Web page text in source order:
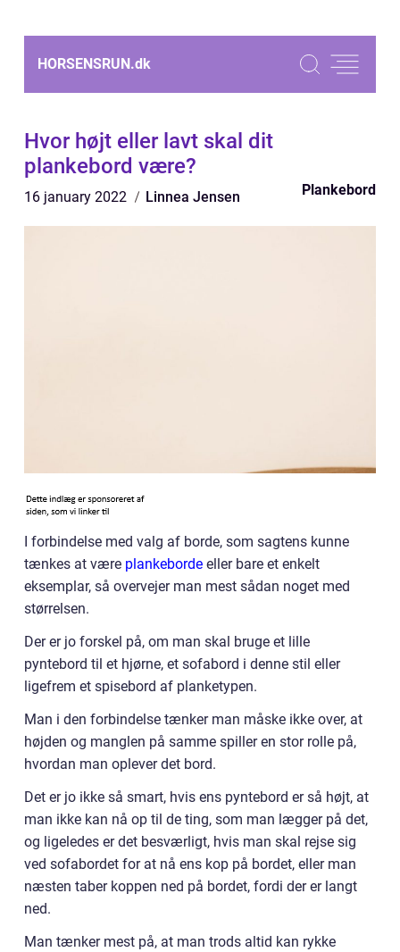
HORSENSRUN.dk
Hvor højt eller lavt skal dit
plankebord være?
16 january 2022 Linnea Jensen Plankebord
I forbindelse med valg af borde, som sagtens kunne
tænkes at være plankeborde eller bare et enkelt
eksemplar, så overvejer man mest sådan noget med
størrelsen.
Der er jo forskel på, om man skal bruge et lille
pyntebord til et hjørne, et sofabord i denne stil eller
ligefrem et spisebord af planketypen.
Man i den forbindelse tænker man måske ikke over, at
højden og manglen på samme spiller en stor rolle på,
hvordan man oplever det bord.
Det er jo ikke så smart, hvis ens pyntebord er så højt, at
man ikke kan nå op til de ting, som man lægger på det,
og ligeledes er det besværligt, hvis man skal rejse sig
ved sofabordet for at nå ens kop på bordet, eller man
næsten taber koppen ned på bordet, fordi der er langt
ned.
Man tænker mest på, at man trods altid kan rykke